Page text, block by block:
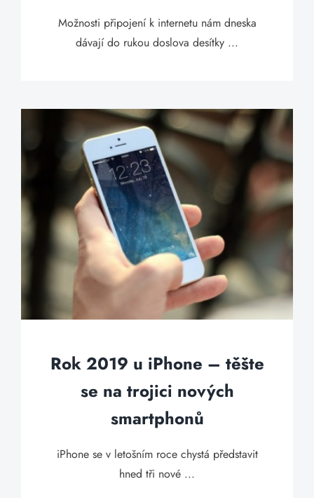
Možnosti připojení k internetu nám dneska
dávají do rukou doslova desítky ...
Rok 2019 u iPhone – těšte
se na trojici nových
smartphonů
iPhone se v letošním roce chystá představit
hned tři nové ...